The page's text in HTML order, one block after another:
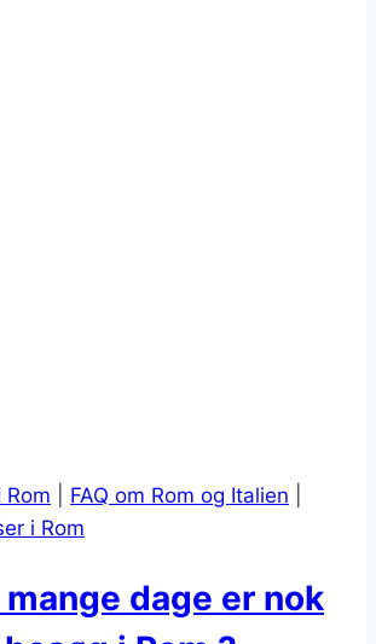
FAQ om Rom og Italien
i Rom
mange dage er nok